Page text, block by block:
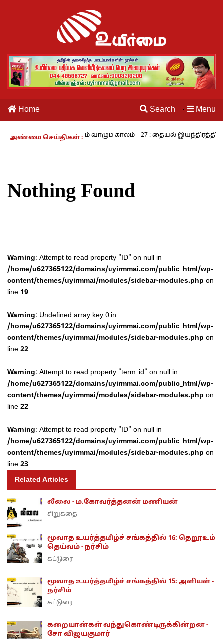
Home Search · Menu
அண்மை செய்திகள் :
- அ.ராமசாமி நாம் வாழும் காலம் – 27 : தையல் இயந்திரத்தின்
Nothing Found
Warning: Attempt to read property "ID" on null in
/home/u627365122/domains/uyirmmai.com/public_html/wp-
content/themes/uyirmmai/modules/sidebar-modules.php on
line 19
Warning: Undefined array key 0 in
/home/u627365122/domains/uyirmmai.com/public_html/wp-
content/themes/uyirmmai/modules/sidebar-modules.php on
line 22
Warning: Attempt to read property "term_id" on null in
/home/u627365122/domains/uyirmmai.com/public_html/wp-
content/themes/uyirmmai/modules/sidebar-modules.php on
line 22
Warning: Attempt to read property "ID" on null in
/home/u627365122/domains/uyirmmai.com/public_html/wp-
content/themes/uyirmmai/modules/sidebar-modules.php on
line 23
Related Articles
லீலை - ம.கோவர்த்தனன் மணியன்
சிறுகதை
மூவாத உயர்த்தமிழ்ச் சங்கத்தில் 16: தெறூஉம்
தெய்வம் - நர்சிம்
கட்டுரை
மூவாத உயர்த்தமிழ்ச் சங்கத்தில் 15: அளியள் -
நர்சிம்
கட்டுரை
கறையான்கள் வந்துகொண்டிருக்கின்றன -
சோ விஜயகுமார்